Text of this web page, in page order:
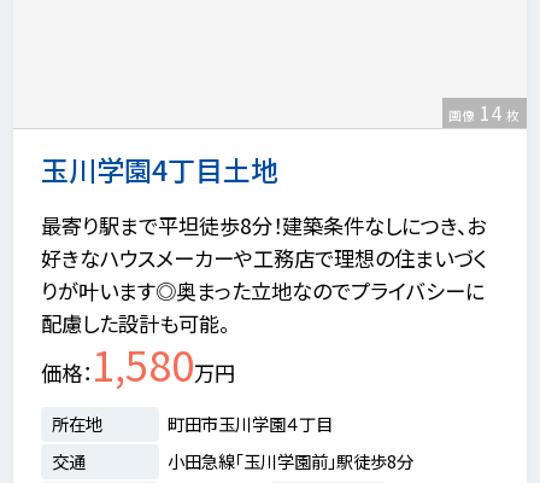
玉川学園4丁目土地
画像 14 枚
最寄り駅まで平坦徒歩8分！建築条件なしにつき、お
好きなハウスメーカーや工務店で理想の住まいづく
りが叶います◎奥まった立地なのでプライバシーに
配慮した設計も可能。
価格 1,580万円
所在地
町田市玉川学園４丁目
交通
小田急線「玉川学園前」駅徒歩8分